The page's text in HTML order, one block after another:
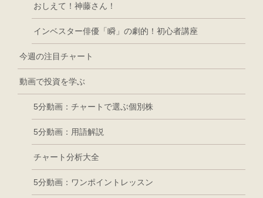
おしえて！神藤さん！
インベスター俳優「瞬」の劇的！初心者講座
今週の注目チャート
動画で投資を学ぶ
5分動画：チャートで選ぶ個別株
5分動画：用語解説
チャート分析大全
5分動画：ワンポイントレッスン